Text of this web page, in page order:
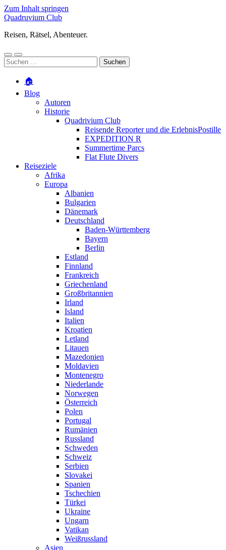
Zum Inhalt springen
Quadruvium Club
Reisen, Rätsel, Abenteuer.
Mobile-
Menü
Suchfeld
ein-/ausblenden
Suchen
nach:
🏠
Blog
Autoren
Historie
Quadrivium Club
Reisende Reporter und die ErlebnisPostille
EXPEDITION R
Summertime Parcs
Flat Flute Divers
Reiseziele
Afrika
Europa
Albanien
Bulgarien
Dänemark
Deutschland
Baden-Württemberg
Bayern
Berlin
Estland
Finnland
Frankreich
Griechenland
Großbritannien
Irland
Island
Italien
Kroatien
Letland
Litauen
Mazedonien
Moldavien
Montenegro
Niederlande
Norwegen
Österreich
Polen
Portugal
Rumänien
Russland
Schweden
Schweiz
Serbien
Slovakei
Spanien
Tschechien
Türkei
Ukraine
Ungarn
Vatikan
Weißrussland
Asien